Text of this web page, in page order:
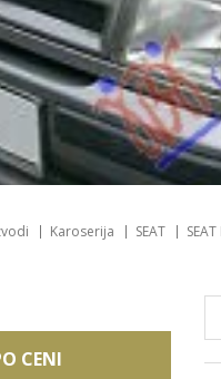
Karoserija SEAT
CENI